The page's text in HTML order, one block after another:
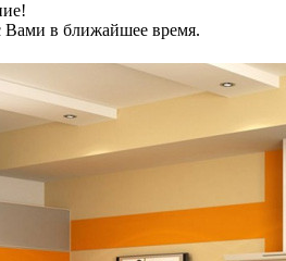
Вами в ближайшее время.